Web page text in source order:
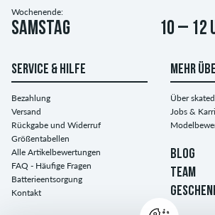
Wochenende:
Samstag 10 – 12
SERVICE & HILFE
Bezahlung
Versand
Rückgabe und Widerruf
Größentabellen
Alle Artikelbewertungen
FAQ - Häufige Fragen
Batterieentsorgung
Kontakt
MEHR
Über
Jobs &
BLOG
TEAM